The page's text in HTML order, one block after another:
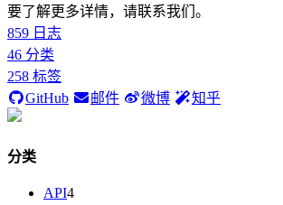
要了解更多详情，请联系我们。
859 日志
46 分类
258 标签
GitHub
邮件 微博 知乎
分类
API4